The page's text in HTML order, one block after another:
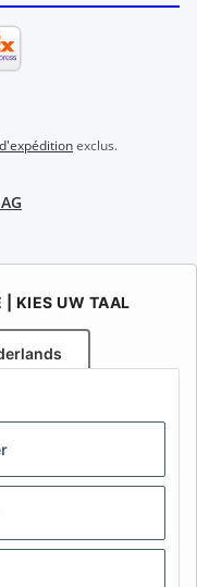
exclus.
| KIES UW TAAL
& LANGUAGE |
REGIÓN E